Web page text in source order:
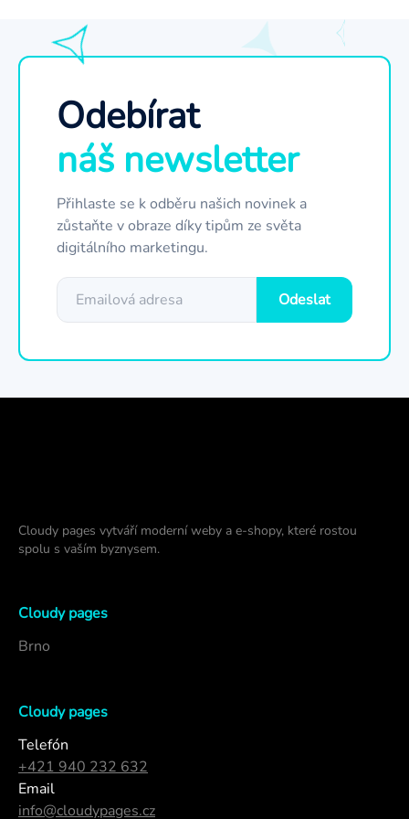
testování, optimalizaci a konečné spuštění webu. Po
spuštění zajišťujeme podporu a případné úpravy podle
potřeb klienta.
Odebírat
náš newsletter
Přihlaste se k odběru našich novinek a
zůstaňte v obraze díky tipům ze světa
digitálního marketingu.
Odeslat
Cloudy pages vytváří moderní weby a e-shopy, které rostou
spolu s vaším byznysem.
Cloudy pages
Brno
Cloudy pages
Telefón
+421 940 232 632
Email
info@cloudypages.cz